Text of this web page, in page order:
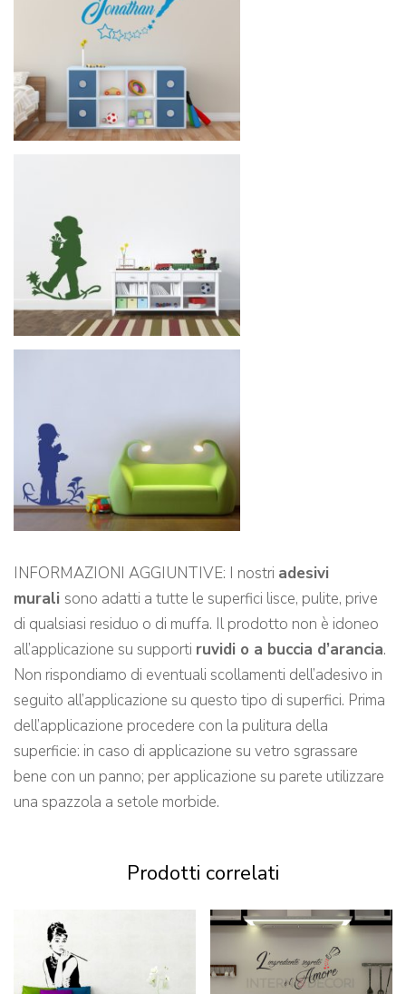
INFORMAZIONI AGGIUNTIVE: I nostri adesivi
murali sono adatti a tutte le superfici lisce, pulite, prive
di qualsiasi residuo o di muffa. Il prodotto non è idoneo
all’applicazione su supporti ruvidi o a buccia d’arancia.
Non rispondiamo di eventuali scollamenti dell’adesivo in
seguito all’applicazione su questo tipo di superfici. Prima
dell’applicazione procedere con la pulitura della
superficie: in caso di applicazione su vetro sgrassare
bene con un panno; per applicazione su parete utilizzare
una spazzola a setole morbide.
Prodotti correlati